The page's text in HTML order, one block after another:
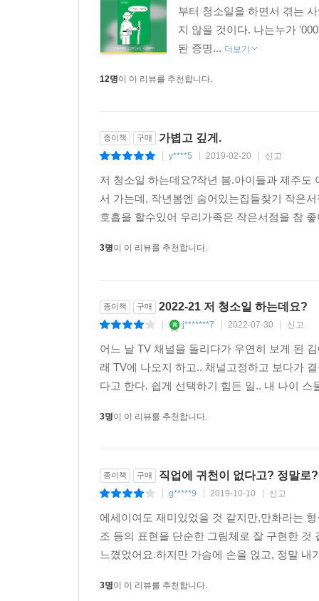
부터 청소일을 하면서 겪는
지 않을 것이다. 나는누가
된 증명... 더보기
12명이 이 리뷰를 추천합니다.
종이책 구매 가볍고 깊게.
y****5 2019-02-20 신고
저 청소일 하는데요?작년 봄.아이들과 제주
서 가는데, 작년봄엔 숨어있는집들찾기 작은
호흡을 할수있어 우리가족은 작은서점을 참
3명이 이 리뷰를 추천합니다.
종이책 구매 2022-21 저 청소일 하는데요?
j*******7 2022-07-30 신고
어느 날 TV 채널을 돌리다가 우연히 보게 된
래 TV에 나오지 하고.. 채널고정하고 보다가
다고 한다. 쉽게 선택하기 힘든 일.. 내 나이
3명이 이 리뷰를 추천합니다.
종이책 구매 직업에 귀천이 없다고? 정말로?
g*****9 2019-10-10 신고
에세이여도 재미있었을 것 같지만,만화라는
조 등의 표현을 단순한 그림체로 잘 구현한
느꼈었어요.하지만 가슴에 손을 얹고, 정말
3명이 이 리뷰를 추천합니다.